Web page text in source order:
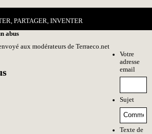
PARTAGER, INVENTER
abus
aux modérateurs de Terraeco.net
Votre
adresse
email
Sujet
Texte de